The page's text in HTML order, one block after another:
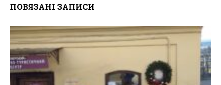
b
o
o
k
er
e
ПОВЯЗАНІ ЗАПИСИ